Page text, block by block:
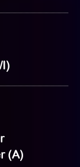
I)
(A)